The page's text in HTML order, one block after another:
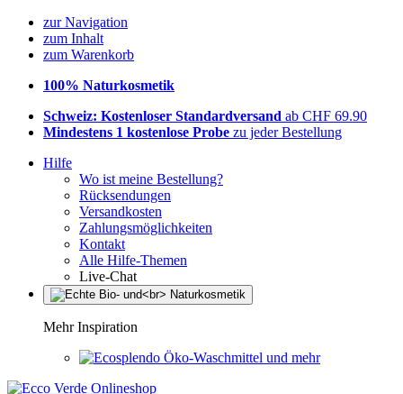
zur Navigation
zum Inhalt
zum Warenkorb
100% Naturkosmetik
Schweiz: Kostenloser Standardversand ab CHF 69.90
Mindestens 1 kostenlose Probe zu jeder Bestellung
Hilfe
Wo ist meine Bestellung?
Rücksendungen
Versandkosten
Zahlungsmöglichkeiten
Kontakt
Alle Hilfe-Themen
Live-Chat
Mehr Inspiration
Öko-Waschmittel und mehr